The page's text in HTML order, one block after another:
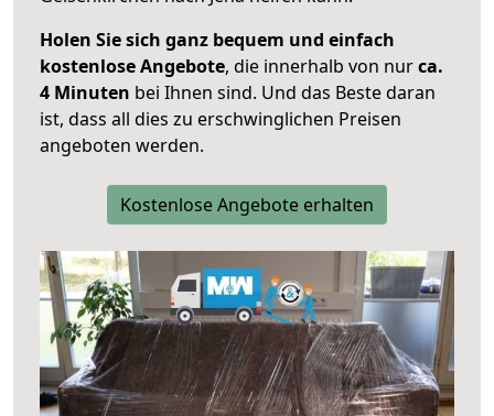
Holen Sie sich ganz bequem und einfach
kostenlose Angebote, die innerhalb von nurca.
4 Minuten bei Ihnen sind. Und das Beste daran
ist, dass all dies zu erschwinglichen Preisen
angeboten werden.
Kostenlose Angebote erhalten